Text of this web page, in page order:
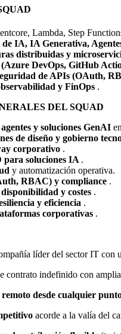
Lambda, Step
de IA, IA Generativa,
distribuidas y
DevOps, GitHub
de APIs (OAuth,
y FinOps .
DEL SQUAD
y soluciones GenAI en
de diseño y gobierno
corporativo .
para soluciones IA .
y automatización operativa.
RBAC) y compliance .
y costes .
y eficiencia .
corporativas .
líder del sector IT con
contrato indefinido con
desde cualquier
acorde a la valía del